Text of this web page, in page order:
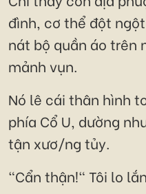
đình, cơ thể đột
nát bộ quần áo trên
mảnh vụn.
Nó lê cái thân hình
phía Cổ U, dường
tận xươ/ng tủy.
"Cẩn thận!" Tôi lo